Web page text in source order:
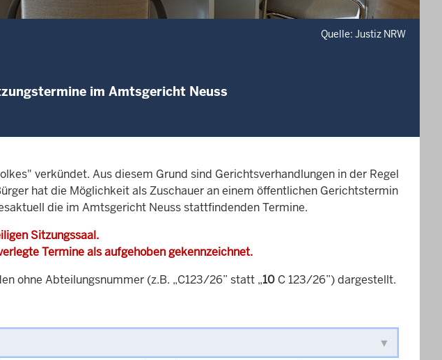
Quelle: Justiz NRW
im Amtsgericht Neuss
verkündet. Aus diesem Grund sind Gerichtsverhandlungen in der Regel
hat die Möglichkeit als Zuschauer an einem öffentlichen Gerichtstermin
die im Amtsgericht Neuss stattfindenden Termine.
Sitzungssaal.
Termine als aufgehoben gekennzeichnet.
ohne Abteilungsnummer (z.B. „C123/26” statt „10 C 123/26”) dargestellt.